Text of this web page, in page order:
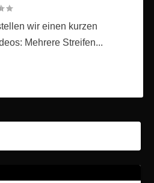
wir einen kurzen
Mehrere Streifen...